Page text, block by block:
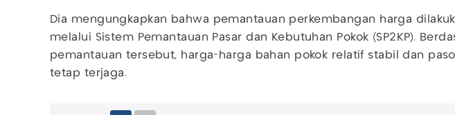
Dia mengungkapkan bahwa pemantauan perkembangan harga
melalui Sistem Pemantauan Pasar dan Kebutuhan Pokok (SP2KP).
pemantauan tersebut, harga-harga bahan pokok relatif stabil dan
tetap terjaga.